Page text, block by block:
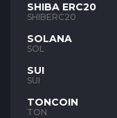
SHIBA ERC20
SHIBERC20
SOLANA
SOL
SUI
SUI
TONCOIN
TON